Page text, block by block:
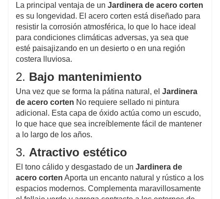
La principal ventaja de un Jardinera de acero corten
es su longevidad. El acero corten está diseñado para
resistir la corrosión atmosférica, lo que lo hace ideal
para condiciones climáticas adversas, ya sea que
esté paisajizando en un desierto o en una región
costera lluviosa.
2. Bajo mantenimiento
Una vez que se forma la pátina natural, el Jardinera
de acero corten No requiere sellado ni pintura
adicional. Esta capa de óxido actúa como un escudo,
lo que hace que sea increíblemente fácil de mantener
a lo largo de los años.
3. Atractivo estético
El tono cálido y desgastado de un Jardinera de
acero corten Aporta un encanto natural y rústico a los
espacios modernos. Complementa maravillosamente